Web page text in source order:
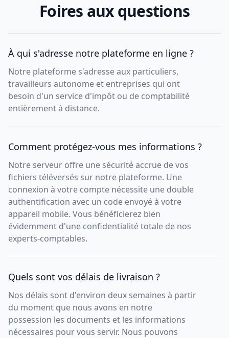
Foires aux questions
À qui s'adresse notre plateforme en ligne ?
Notre plateforme s'adresse aux particuliers,
travailleurs autonome et entreprises qui ont
besoin d'un service d'impôt ou de comptabilité
entièrement à distance.
Comment protégez-vous mes informations ?
Notre serveur offre une sécurité accrue de vos
fichiers téléversés sur notre plateforme. Une
connexion à votre compte nécessite une double
authentification avec un code envoyé à votre
appareil mobile. Vous bénéficierez bien
évidemment d'une confidentialité totale de nos
experts-comptables.
Quels sont vos délais de livraison ?
Nos délais sont d'environ deux semaines à partir
du moment que nous avons en notre
possession les documents et les informations
nécessaires pour vous servir. Nous pouvons